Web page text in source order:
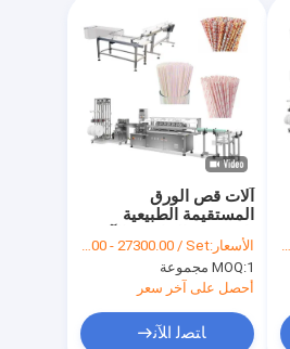
آلات قص الورق
المستقيمة الطبيعية
باستخدام الحاسب الآلي
ذات السرعة العالية 100
متر / دقيقة
الأسعار:FOB US $27200.00 - 27300.00 / Set
MOQ:1 مجموعة
أحصل على آخر سعر
ﺎﺘﺼﻟ ﺍﻶﻧ